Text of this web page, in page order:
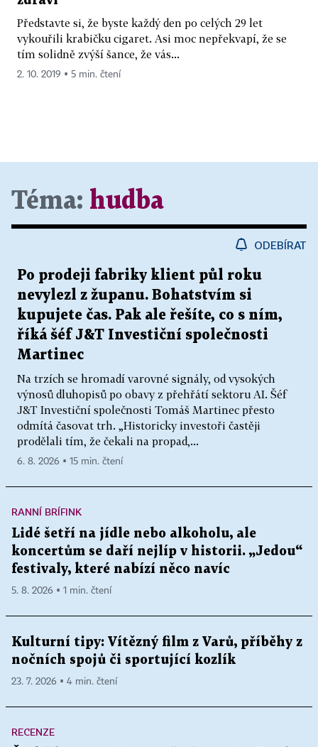
Představte si, že byste každý den po celých 29 let
vykouřili krabičku cigaret. Asi moc nepřekvapí, že se
tím solidně zvýší šance, že vás...
2. 10. 2019 ▪ 5 min. čtení
Téma: hudba
ODEBÍRAT
Po prodeji fabriky klient půl roku
nevylezl z županu. Bohatstvím si
kupujete čas. Pak ale řešíte, co s ním,
říká šéf J&T Investiční společnosti
Martinec
Na trzích se hromadí varovné signály, od vysokých
výnosů dluhopisů po obavy z přehřátí sektoru AI. Šéf
J&T Investiční společnosti Tomáš Martinec přesto
odmítá časovat trh. „Historicky investoři častěji
prodělali tím, že čekali na propad,...
6. 8. 2026 ▪ 15 min. čtení
RANNÍ BRÍFINK
Lidé šetří na jídle nebo alkoholu, ale
koncertům se daří nejlíp v historii. „Jedou“
festivaly, které nabízí něco navíc
5. 8. 2026 ▪ 1 min. čtení
Kulturní tipy: Vítězný film z Varů, příběhy z
nočních spojů či sportující kozlík
23. 7. 2026 ▪ 4 min. čtení
RECENZE